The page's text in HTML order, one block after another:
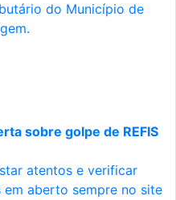
do Município de
sobre golpe de REFIS
atentos e verificar
aberto sempre no site